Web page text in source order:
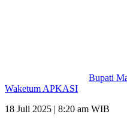
Bupati
Waketum APKASI
18 Juli 2025 | 8:20 am WIB